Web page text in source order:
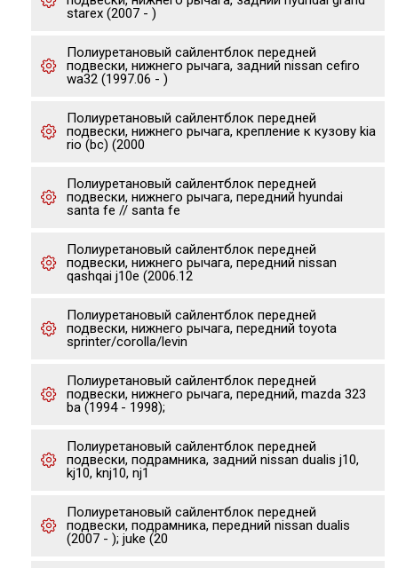
starex (2007 - )
Полиуретановый сайлентблок передней
подвески, нижнего рычага, задний nissan cefiro
wa32 (1997.06 - )
Полиуретановый сайлентблок передней
подвески, нижнего рычага, крепление к кузову kia
rio (bc) (2000
Полиуретановый сайлентблок передней
подвески, нижнего рычага, передний hyundai
santa fe // santa fe
Полиуретановый сайлентблок передней
подвески, нижнего рычага, передний nissan
qashqai j10e (2006.12
Полиуретановый сайлентблок передней
подвески, нижнего рычага, передний toyota
sprinter/corolla/levin
Полиуретановый сайлентблок передней
подвески, нижнего рычага, передний, mazda 323
ba (1994 - 1998);
Полиуретановый сайлентблок передней
подвески, подрамника, задний nissan dualis j10,
kj10, knj10, nj1
Полиуретановый сайлентблок передней
подвески, подрамника, передний nissan dualis
(2007 - ); juke (20